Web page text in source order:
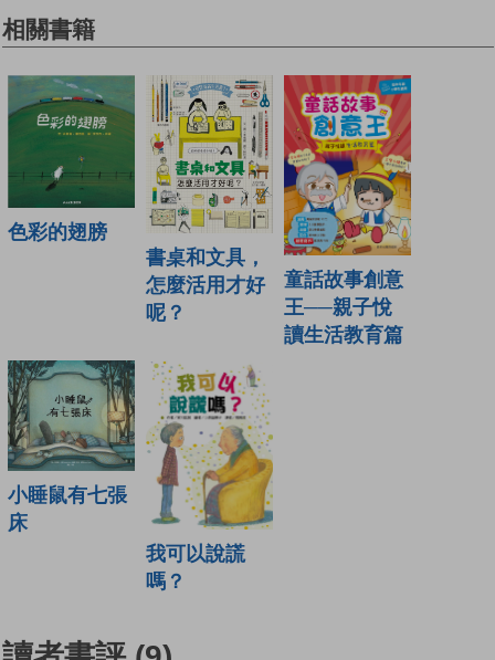
相關書籍
色彩的翅膀
書桌和文具，
怎麼活用才好
呢？
童話故事創意
王──親子悅
讀生活教育篇
小睡鼠有七張
床
我可以說謊
嗎？